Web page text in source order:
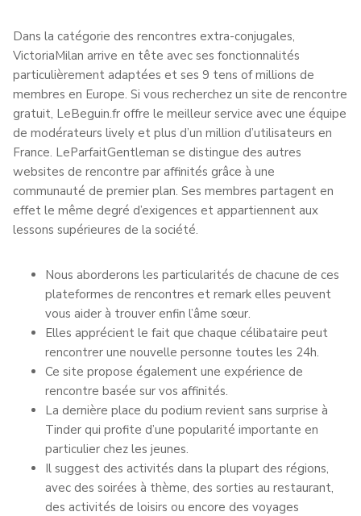
Dans la catégorie des rencontres extra-conjugales,
VictoriaMilan arrive en tête avec ses fonctionnalités
particulièrement adaptées et ses 9 tens of millions de
membres en Europe. Si vous recherchez un site de rencontre
gratuit, LeBeguin.fr offre le meilleur service avec une équipe
de modérateurs lively et plus d’un million d’utilisateurs en
France. LeParfaitGentleman se distingue des autres
websites de rencontre par affinités grâce à une
communauté de premier plan. Ses membres partagent en
effet le même degré d’exigences et appartiennent aux
lessons supérieures de la société.
Nous aborderons les particularités de chacune de ces
plateformes de rencontres et remark elles peuvent
vous aider à trouver enfin l’âme sœur.
Elles apprécient le fait que chaque célibataire peut
rencontrer une nouvelle personne toutes les 24h.
Ce site propose également une expérience de
rencontre basée sur vos affinités.
La dernière place du podium revient sans surprise à
Tinder qui profite d’une popularité importante en
particulier chez les jeunes.
Il suggest des activités dans la plupart des régions,
avec des soirées à thème, des sorties au restaurant,
des activités de loisirs ou encore des voyages